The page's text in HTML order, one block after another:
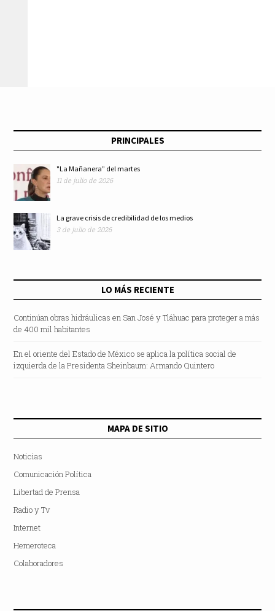
PRINCIPALES
"La Mañanera” del martes
11 de julio de 2026
La grave crisis de credibilidad de los medios
3 de julio de 2026
LO MÁS RECIENTE
Continúan obras hidráulicas en San José y Tláhuac para proteger a más
de 400 mil habitantes
En el oriente del Estado de México se aplica la política social de
izquierda de la Presidenta Sheinbaum: Armando Quintero
MAPA DE SITIO
Noticias
Comunicación Política
Libertad de Prensa
Radio y Tv
Internet
Hemeroteca
Colaboradores